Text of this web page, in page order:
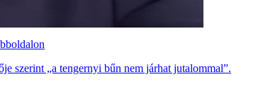
szerint „a tengernyi bűn nem járhat jutalommal”.